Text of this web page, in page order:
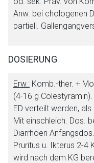
Anw. bei chologenen
partiell.
DOSIERUNG
Erw.: Komb.-ther. +
(4-16 g
ED verteilt werden,
Mit einschleich. Dos.
Diarrhöen
Pruritus u. Ikterus 2-4
wird nach dem KG